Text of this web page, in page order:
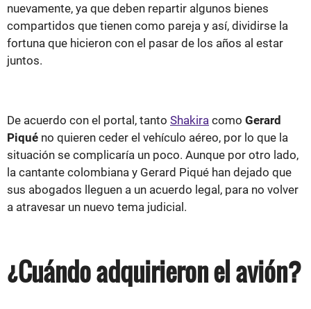
nuevamente, ya que deben repartir algunos bienes
compartidos que tienen como pareja y así, dividirse la
fortuna que hicieron con el pasar de los años al estar
juntos.
De acuerdo con el portal, tanto Shakira como Gerard
Piqué no quieren ceder el vehículo aéreo, por lo que la
situación se complicaría un poco. Aunque por otro lado,
la cantante colombiana y Gerard Piqué han dejado que
sus abogados lleguen a un acuerdo legal, para no volver
a atravesar un nuevo tema judicial.
¿Cuándo adquirieron el avión?